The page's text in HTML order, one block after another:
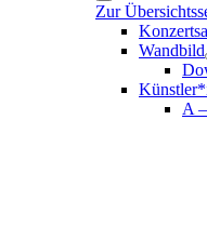
Zur
Wandbild
A